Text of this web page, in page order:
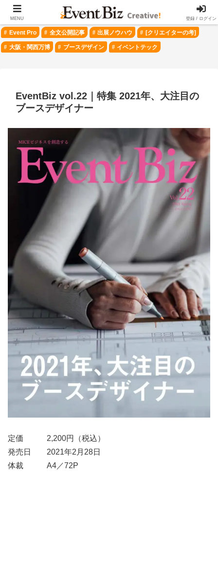
＃ 注目のトピック
Event Pro 全文公開記事 出展ノウハウ [クリエイターの考]
大阪・関西万博 ブースデザイン イベントテック
EventBiz vol.22｜特集 2021年、大注目の
ブースデザイナー
定価 2,200円（税込）
発売日 2021年2月28日
体裁 A4／72P
MENU 登録 / ログイン